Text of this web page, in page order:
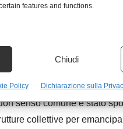
features and functions.
Chiudi
Policy Dichiarazione sulla
la repubblica dei partiti,
verticale, la ricerca della
rapporti di dipendenza.
senso comune è stato
collettive per